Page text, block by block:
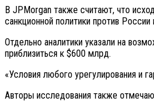
В JPMorgan также считают, что
санкционной политики против
Отдельно аналитики указали на
приблизиться к $600 млрд.
«Условия любого урегулирования и
Авторы исследования также